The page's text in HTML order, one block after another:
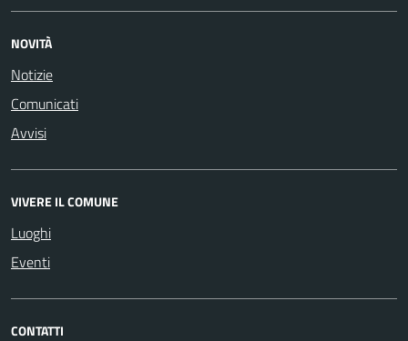
NOVITÀ
Notizie
Comunicati
Avvisi
VIVERE IL COMUNE
Luoghi
Eventi
CONTATTI